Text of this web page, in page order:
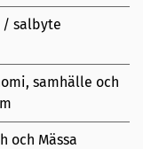
/ salbyte
samhälle och
och Mässa